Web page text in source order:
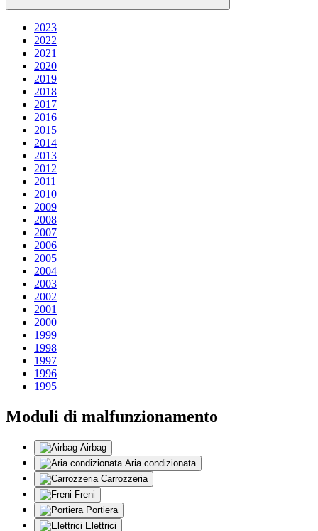
2023
2022
2021
2020
2019
2018
2017
2016
2015
2014
2013
2012
2011
2010
2009
2008
2007
2006
2005
2004
2003
2002
2001
2000
1999
1998
1997
1996
1995
Moduli di malfunzionamento
Airbag
Aria condizionata
Carrozzeria
Freni
Portiera
Elettrici